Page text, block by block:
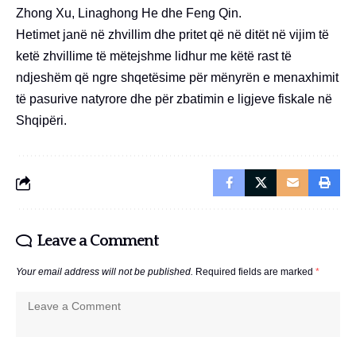
Zhong Xu, Linaghong He dhe Feng Qin.
Hetimet janë në zhvillim dhe pritet që në ditët në vijim të
ketë zhvillime të mëtejshme lidhur me këtë rast të
ndjeshëm që ngre shqetësime për mënyrën e menaxhimit
të pasurive natyrore dhe për zbatimin e ligjeve fiskale në
Shqipëri.
Leave a Comment
Your email address will not be published. Required fields are marked *